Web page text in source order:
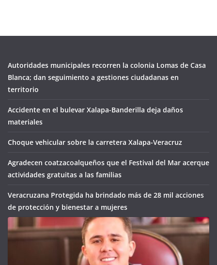
Autoridades municipales recorren la colonia Lomas de Casa
Blanca; dan seguimiento a gestiones ciudadanas en
territorio
Accidente en el bulevar Xalapa-Banderilla deja daños
materiales
Choque vehicular sobre la carretera Xalapa-Veracruz
Agradecen coatzacoalqueños que el Festival del Mar acerque
actividades gratuitas a las familias
Veracruzana Protegida ha brindado más de 28 mil acciones
de protección y bienestar a mujeres